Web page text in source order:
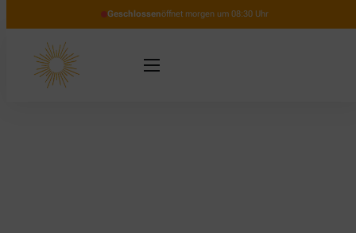
Geschlossenöffnet morgen um 08:30 Uhr